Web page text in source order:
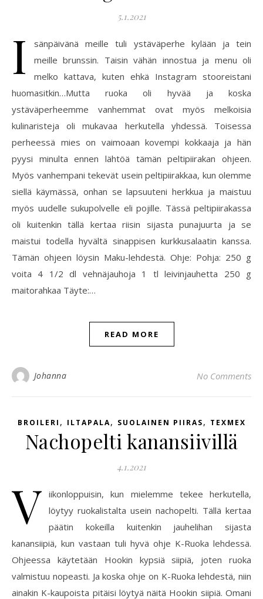
5.1.2021
I
sänpäivänä meille tuli ystäväperhe kylään ja tein
meille brunssin. Taisin vähän innostua ja menu oli
melko kattava, kuten ehkä Instagram stooreistani
huomasitkin…Mutta ruoka oli hyvää ja koska
ystäväperheemme vanhemmat ovat myös melkoisia
kulinaristeja oli mukavaa herkutella yhdessä. Toisessa
perheessä mies on vaimoaan kovempi kokkaaja ja hän
pyysi minulta ennen lähtöä tämän peltipiirakan ohjeen.
Myös vanhempani tekevät usein peltipiirakkaa, kun olemme
siellä käymässä, onhan se lapsuuteni herkkua ja maistuu
myös uudelle sukupolvelle eli pojille. Tässä peltipiirakassa
oli kuitenkin tällä kertaa riisin sijasta punajuurta ja se
maistui todella hyvältä sinappisen kurkkusalaatin kanssa.
Tämän ohjeen löysin Maku-lehdestä. Ohje: Pohja: 250 g
voita 4 1/2 dl vehnäjauhoja 1 tl leivinjauhetta 250 g
maitorahkaa Täyte:…
READ MORE
Johanna No Comments
BROILERI , ILTAPALA, SUOLAINEN PIIRAS, TEXMEX
Nachopelti kanansiivillä
4.1.2021
V iikonloppuisin, kun mielemme tekee herkutella,
löytyy ruokalistalta usein nachopelti. Tällä kertaa
päätin kokeilla kuitenkin jauhelihan sijasta
kanansiipiä, kun vastaan tuli hyvä ohje K-Ruoka lehdessä.
Ohjeessa käytetään Hookin kypsiä siipiä, joten ruoka
valmistuu nopeasti. Ja koska ohje on K-Ruoka lehdestä, niin
ainakin K-kaupoista pitäisi löytyä näitä Hookin siipiä. Omani